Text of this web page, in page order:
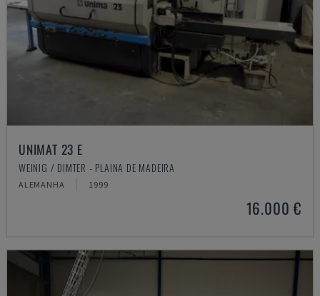
UNIMAT 23 E
WEINIG / DIMTER - PLAINA DE MADEIRA
ALEMANHA 1999
16.000 €